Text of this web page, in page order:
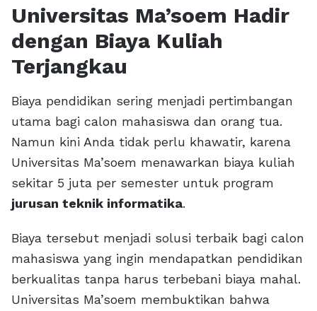
Universitas Ma’soem Hadir
dengan Biaya Kuliah
Terjangkau
Biaya pendidikan sering menjadi pertimbangan
utama bagi calon mahasiswa dan orang tua.
Namun kini Anda tidak perlu khawatir, karena
Universitas Ma’soem menawarkan biaya kuliah
sekitar 5 juta per semester untuk program
jurusan teknik informatika.
Biaya tersebut menjadi solusi terbaik bagi calon
mahasiswa yang ingin mendapatkan pendidikan
berkualitas tanpa harus terbebani biaya mahal.
Universitas Ma’soem membuktikan bahwa